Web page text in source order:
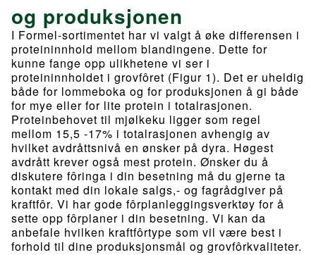
og produksjonen
I Formel-sortimentet har vi valgt å øke differensen i
proteininnhold mellom blandingene. Dette for
kunne fange opp ulikhetene vi ser i
proteininnholdet i grovfôret (Figur 1). Det er uheldig
både for lommeboka og for produksjonen å gi både
for mye eller for lite protein i totalrasjonen.
Proteinbehovet til mjølkeku ligger som regel
mellom 15,5 -17% i totalrasjonen avhengig av
hvilket avdråttsnivå en ønsker på dyra. Høgest
avdrått krever også mest protein. Ønsker du å
diskutere fôringa i din besetning må du gjerne ta
kontakt med din lokale salgs,- og fagrådgiver på
kraftfôr. Vi har gode fôrplanleggingsverktøy for å
sette opp fôrplaner i din besetning. Vi kan da
anbefale hvilken kraftfôrtype som vil være best i
forhold til dine produksjonsmål og grovfôrkvaliteter.